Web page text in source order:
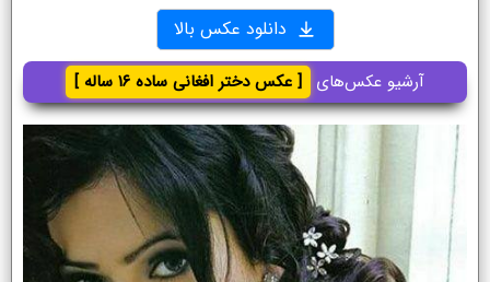
دانلود عکس بالا
آرشیو عکس‌های [ عکس دختر افغانی ساده ۱۶ ساله ]